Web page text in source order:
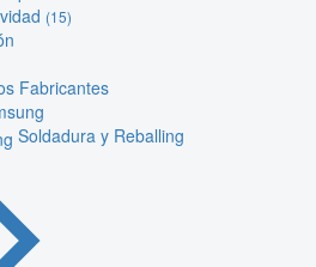
(15)
Fabricantes
Soldadura y Reballing